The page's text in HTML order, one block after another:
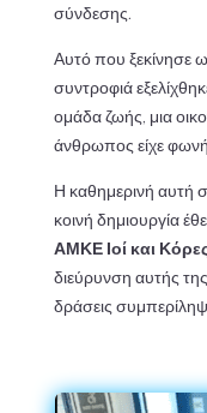
σύνδεσης.
Αυτό που ξεκίνησε
συντροφιά
ομάδα ζωής, μια
άνθρωπος είχε
Η καθημερινή αυτή
κοινή δημιουργία
ΑΜΚΕ Ιοί και
διεύρυνση αυτής
δράσεις